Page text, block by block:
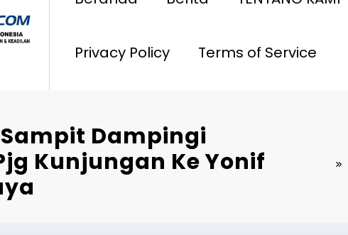
Privacy Policy Terms of Service
Dampingi
Kunjungan Ke Yonif